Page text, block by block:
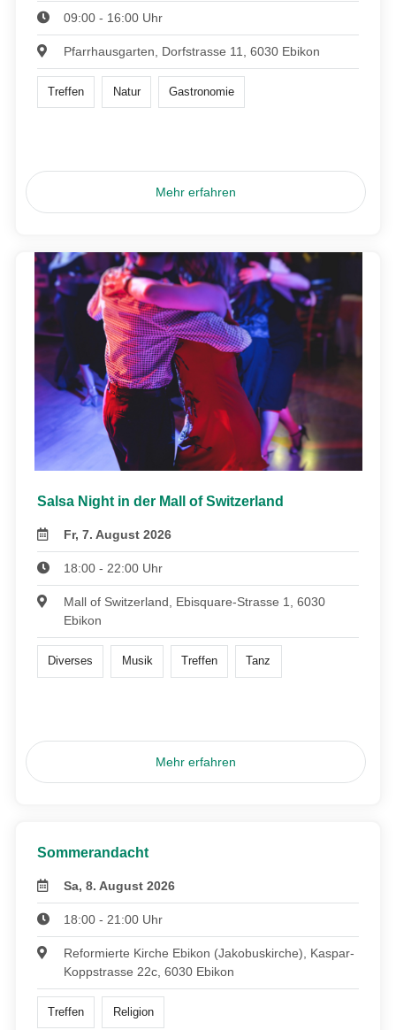
09:00 - 16:00 Uhr
Pfarrhausgarten, Dorfstrasse 11, 6030 Ebikon
Treffen Natur Gastronomie
Mehr erfahren
Salsa Night in der Mall of Switzerland
Fr, 7. August 2026
18:00 - 22:00 Uhr
Mall of Switzerland, Ebisquare-Strasse 1, 6030
Ebikon
Diverses Musik Treffen Tanz
Mehr erfahren
Sommerandacht
Sa, 8. August 2026
18:00 - 21:00 Uhr
Reformierte Kirche Ebikon (Jakobuskirche), Kaspar-
Koppstrasse 22c, 6030 Ebikon
Treffen Religion